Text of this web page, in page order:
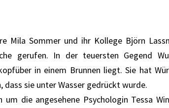
Mila Sommer und ihr Kollege Björn
gerufen. In der teuersten Gegend
in einem Brunnen liegt. Sie hat
dass sie unter Wasser gedrückt wurde.
um die angesehene Psychologin Tessa